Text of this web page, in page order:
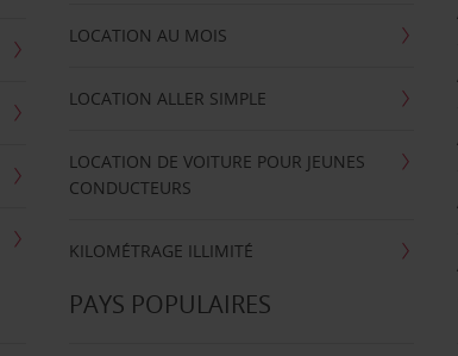
LOCATION AU MOIS
LOCATION ALLER SIMPLE
LOCATION DE VOITURE POUR JEUNES
CONDUCTEURS
KILOMÉTRAGE ILLIMITÉ
PAYS POPULAIRES